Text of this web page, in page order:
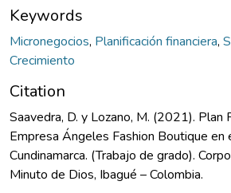
Keywords
Micronegocios, Planificación financiera,
Crecimiento
Citation
Saavedra, D. y Lozano, M. (2021). Plan
Empresa Ángeles Fashion Boutique en
Cundinamarca. (Trabajo de grado).
Minuto de Dios, Ibagué – Colombia.